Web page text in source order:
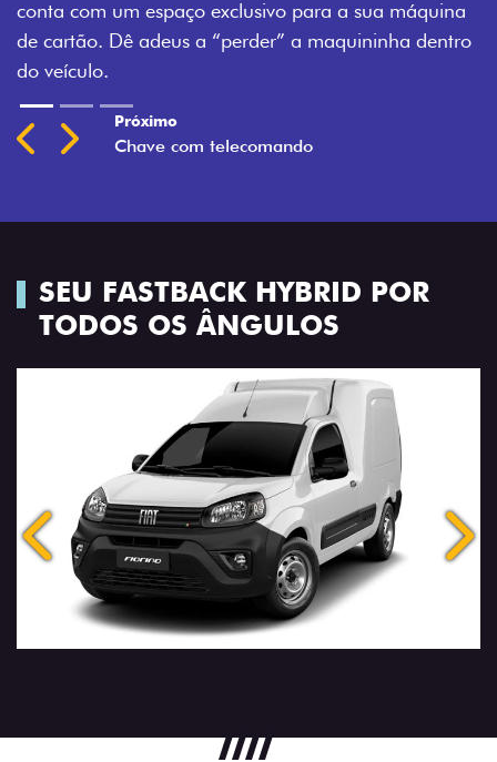
espaço exclusivo para a sua máquina
adeus a “perder” a maquininha dentro
Previous
Next
SEU FASTBACK HYBRID POR
TODOS OS ÂNGULOS
Anterior